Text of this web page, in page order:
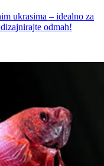
ukrasima – idealno za
odmah!